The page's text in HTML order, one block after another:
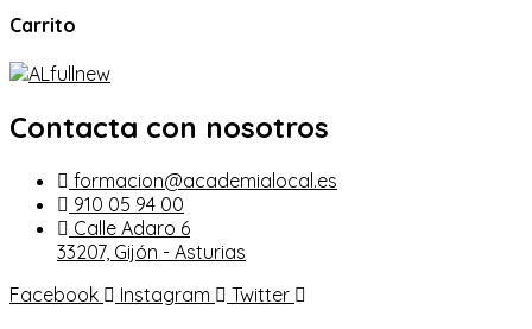
Carrito
Contacta con nosotros
formacion@academialocal.es
910 05 94 00
Calle Adaro 6
33207, Gijón - Asturias
Facebook
Instagram Twitter